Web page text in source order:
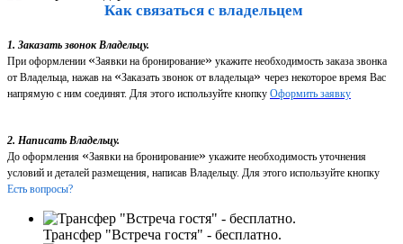
Как связаться с владельцем
1. Заказать звонок Владельцу.
При оформлении «Заявки на бронирование» укажите необходимость заказа звонка
от Владельца, нажав на «Заказать звонок от владельца» через некоторое время Вас
напрямую с ним соединят. Для этого используйте кнопку Оформить заявку
2. Написать Владельцу.
До оформления «Заявки на бронирование» укажите необходимость уточнения
условий и деталей размещения, написав Владельцу. Для этого используйте кнопку
Есть вопросы?
Трансфер "Встреча гостя" - бесплатно.